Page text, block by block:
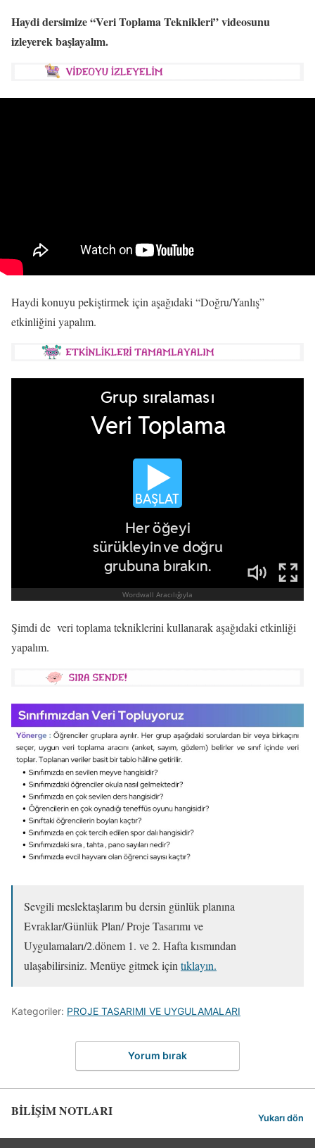
Haydi dersimize “Veri Toplama Teknikleri” videosunu
izleyerek başlayalım.
Haydi konuyu pekiştirmek için aşağıdaki “Doğru/Yanlış”
etkinliğini yapalım.
Şimdi de veri toplama tekniklerini kullanarak aşağıdaki etkinliği
yapalım.
Sevgili meslektaşlarım bu dersin günlük planına
Evraklar/Günlük Plan/ Proje Tasarımı ve
Uygulamaları/2.dönem 1. ve 2. Hafta kısmından
ulaşabilirsiniz. Menüye gitmek içintıklayın.
Kategoriler: PROJE TASARIMI VE UYGULAMALARI
Yorum bırak
BİLİŞİM NOTLARI Yukarı dön